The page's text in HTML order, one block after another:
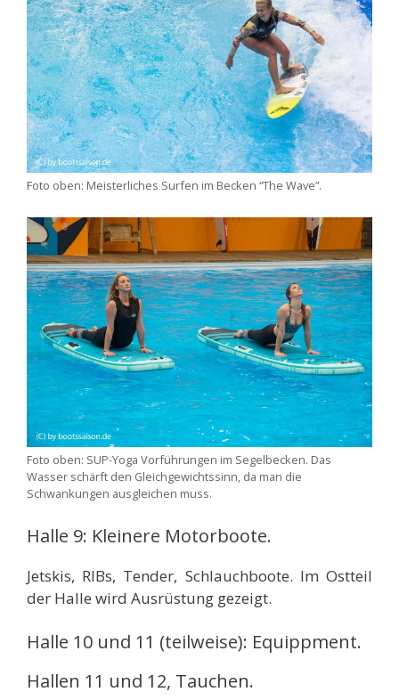
Foto oben: Meisterliches Surfen im Becken “The Wave”.
Foto oben: SUP-Yoga Vorführungen im Segelbecken. Das
Wasser schärft den Gleichgewichtssinn, da man die
Schwankungen ausgleichen muss.
Halle 9: Kleinere Motorboote.
Jetskis, RIBs, Tender, Schlauchboote. Im Ostteil
der Halle wird Ausrüstung gezeigt.
Halle 10 und 11 (teilweise): Equippment.
Hallen 11 und 12, Tauchen.